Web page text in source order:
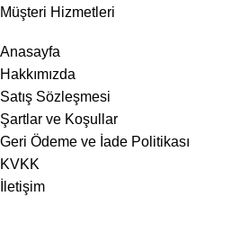
Müşteri Hizmetleri
Anasayfa
Hakkımızda
Satış Sözleşmesi
Şartlar ve Koşullar
Geri Ödeme ve İade Politikası
KVKK
İletişim